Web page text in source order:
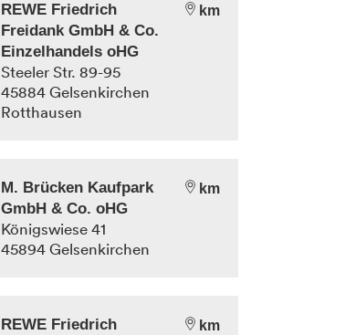
km
REWE Friedrich
Freidank GmbH & Co.
Einzelhandels oHG
Steeler Str. 89-95
45884Gelsenkirchen
Rotthausen
km
M. Brücken Kaufpark
GmbH & Co. oHG
Königswiese 41
45894Gelsenkirchen
km
REWE Friedrich